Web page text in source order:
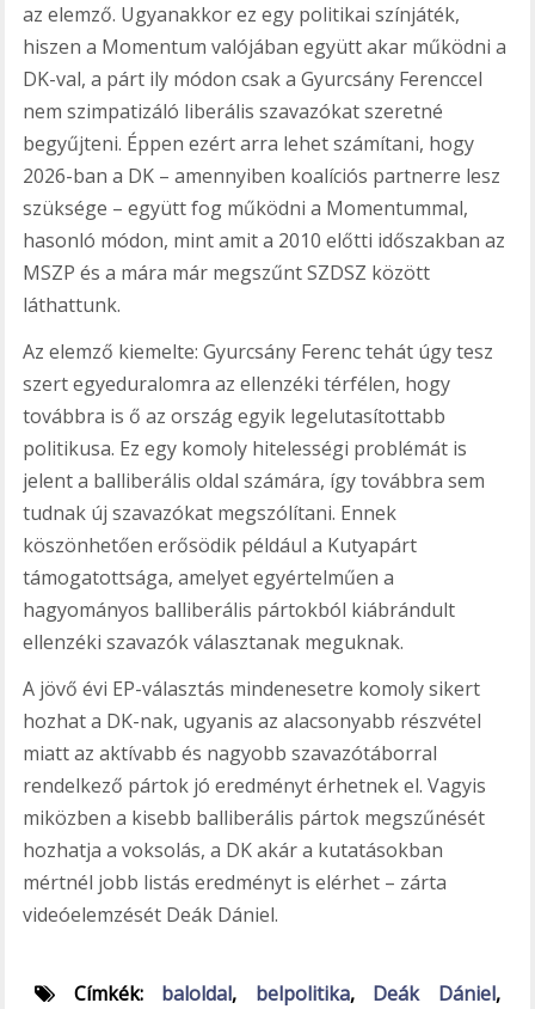
az elemző. Ugyanakkor ez egy politikai színjáték,
hiszen a Momentum valójában együtt akar működni a
DK-val, a párt ily módon csak a Gyurcsány Ferenccel
nem szimpatizáló liberális szavazókat szeretné
begyűjteni. Éppen ezért arra lehet számítani, hogy
2026-ban a DK – amennyiben koalíciós partnerre lesz
szüksége – együtt fog működni a Momentummal,
hasonló módon, mint amit a 2010 előtti időszakban az
MSZP és a mára már megszűnt SZDSZ között
láthattunk.
Az elemző kiemelte: Gyurcsány Ferenc tehát úgy tesz
szert egyeduralomra az ellenzéki térfélen, hogy
továbbra is ő az ország egyik legelutasítottabb
politikusa. Ez egy komoly hitelességi problémát is
jelent a balliberális oldal számára, így továbbra sem
tudnak új szavazókat megszólítani. Ennek
köszönhetően erősödik például a Kutyapárt
támogatottsága, amelyet egyértelműen a
hagyományos balliberális pártokból kiábrándult
ellenzéki szavazók választanak meguknak.
A jövő évi EP-választás mindenesetre komoly sikert
hozhat a DK-nak, ugyanis az alacsonyabb részvétel
miatt az aktívabb és nagyobb szavazótáborral
rendelkező pártok jó eredményt érhetnek el. Vagyis
miközben a kisebb balliberális pártok megszűnését
hozhatja a voksolás, a DK akár a kutatásokban
mértnél jobb listás eredményt is elérhet – zárta
videóelemzését Deák Dániel.
Címkék: baloldal, belpolitika, Deák Dániel,